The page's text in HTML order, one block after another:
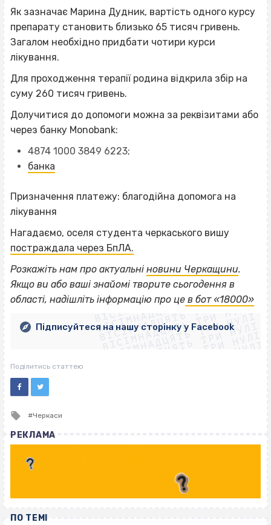
Як зазначає Марина Дудник, вартість одного курсу
препарату становить близько 65 тисяч гривень.
Загалом необхідно придбати чотири курси
лікування.
Для проходження терапії родина відкрила збір на
суму 260 тисяч гривень.
Долучитися до допомоги можна за реквізитами або
через банку Monobank:
4874 1000 3849 6223;
банка
Призначення платежу: благодійна допомога на
лікування
Нагадаємо, оселя студента черкаського вишу
постраждала через БпЛА.
Розкажіть нам про актуальні новини Черкащини.
Якщо ви або ваші знайомі творите сьогодення в
області, надішліть інформацію про це в бот «18000»
ВІСІМНАДЦЯТЬ ТРИ НУЛІ
ВІСІМНАДЦЯТЬ ТРИ НУЛІ
ВІСІМНАДЦЯТЬ ТРИ НУЛІ
ВІСІМНАДЦЯТЬ ТРИ НУЛІ
ВІСІМНАДЦЯТЬ ТРИ НУЛІ
ВІСІМНАДЦЯТЬ ТРИ НУЛІ
ВІСІМНАДЦЯТЬ ТРИ НУЛІ
ВІСІМНАДЦЯТЬ ТРИ НУЛІ
Підписуйтеся на нашу сторінку у Facebook
Поділитись статтею
Tagged
Черкаси
РЕКЛАМА
ПО ТЕМІ